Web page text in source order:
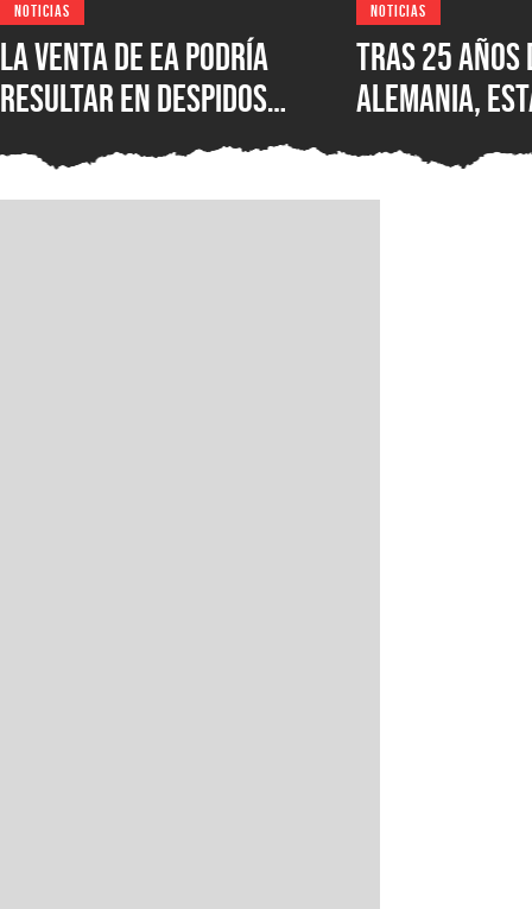
NOTICIAS
La venta de EA podría
resultar en despidos
masivos y la venta de
estudios como BioWare,
NOTICIAS
Tras 25 años
Alemania,
disponible